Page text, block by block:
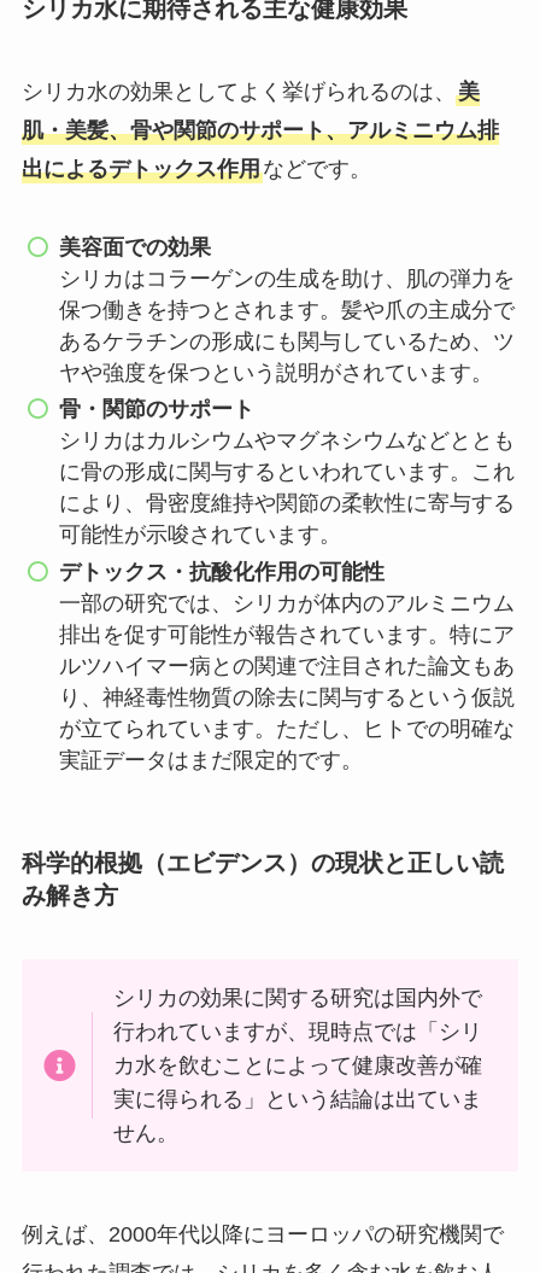
シリカ水に期待される主な健康効果
シリカ水の効果としてよく挙げられるのは、 美
肌・美髪、骨や関節のサポート、アルミニウム排
出によるデトックス作用などです。
美容面での効果
シリカはコラーゲンの生成を助け、肌の弾力を
保つ働きを持つとされます。髪や爪の主成分で
あるケラチンの形成にも関与しているため、ツ
ヤや強度を保つという説明がされています。
骨・関節のサポート
シリカはカルシウムやマグネシウムなどととも
に骨の形成に関与するといわれています。これ
により、骨密度維持や関節の柔軟性に寄与する
可能性が示唆されています。
デトックス・抗酸化作用の可能性
一部の研究では、シリカが体内のアルミニウム
排出を促す可能性が報告されています。特にア
ルツハイマー病との関連で注目された論文もあ
り、神経毒性物質の除去に関与するという仮説
が立てられています。ただし、ヒトでの明確な
実証データはまだ限定的です。
科学的根拠（エビデンス）の現状と正しい読
み解き方
シリカの効果に関する研究は国内外で
行われていますが、現時点では「シリ
カ水を飲むことによって健康改善が確
実に得られる」という結論は出ていま
せん。
例えば、2000年代以降にヨーロッパの研究機関で